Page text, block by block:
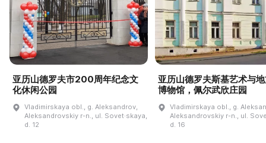
亚历山德罗夫市200周年纪念文
化休闲公园
Vladimirskaya obl., g. Aleksandrov,
Aleksandrovskiy r-n., ul. Sovet·skaya,
d. 12
亚历山德罗夫斯基艺术与
博物馆，佩尔武欣庄园
Vladimirskaya obl., g.
Aleksandrovskiy r-n., ul.
d. 16